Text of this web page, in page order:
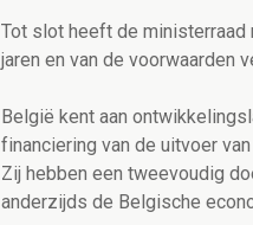
Tot slot heeft de ministerraad
jaren en van de voorwaarden
België kent aan
financiering van de uitvoer
Zij hebben een tweevoudig
anderzijds de Belgische